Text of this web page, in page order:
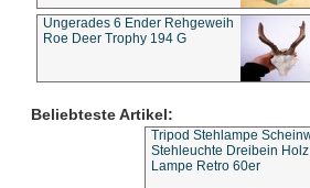
Ungerades 6 Ender Rehgeweih
Roe Deer Trophy 194 G
Beliebteste Artikel:
Tripod Stehlampe
Stehleuchte Dreibein
Lampe Retro 60er